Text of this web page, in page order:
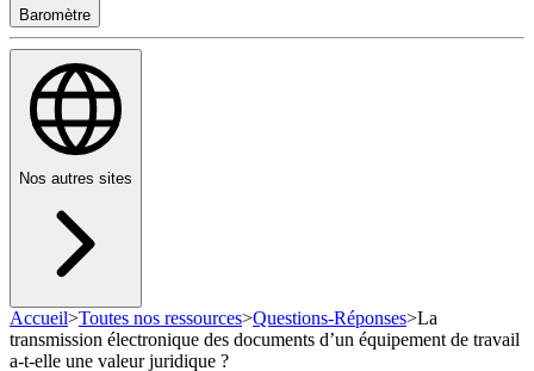
Baromètre
Nos autres sites
Accueil>Toutes nos ressources>Questions-Réponses>La
transmission électronique des documents d’un équipement de travail
a-t-elle une valeur juridique ?